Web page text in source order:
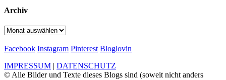
Archiv
Archiv
Facebook Instagram Pinterest Bloglovin
IMPRESSUM | DATENSCHUTZ
© Alle Bilder und Texte dieses Blogs sind (soweit nicht anders